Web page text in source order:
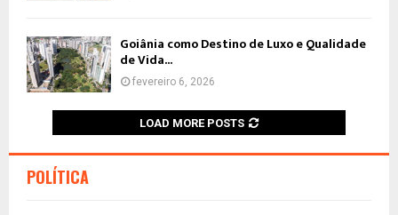
Goiânia como Destino de Luxo e Qualidade
de Vida...
fevereiro 6, 2026
LOAD MORE POSTS
POLÍTICA